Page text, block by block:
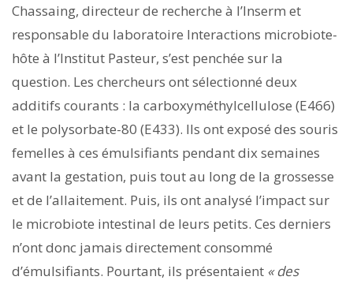
Chassaing, directeur de recherche à l’Inserm et
responsable du laboratoire Interactions microbiote-
hôte à l’Institut Pasteur, s’est penchée sur la
question. Les chercheurs ont sélectionné deux
additifs courants : la carboxyméthylcellulose (E466)
et le polysorbate-80 (E433). Ils ont exposé des souris
femelles à ces émulsifiants pendant dix semaines
avant la gestation, puis tout au long de la grossesse
et de l’allaitement. Puis, ils ont analysé l’impact sur
le microbiote intestinal de leurs petits. Ces derniers
n’ont donc jamais directement consommé
d’émulsifiants. Pourtant, ils présentaient « des